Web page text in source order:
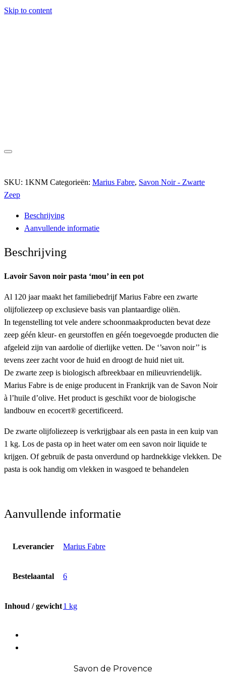
Skip to content
SKU: 1KNM Categorieën: Marius Fabre, Savon Noir - Zwarte
Zeep
Beschrijving
Aanvullende informatie
Beschrijving
Lavoir Savon noir pasta ‘mou’ in een pot
Al 120 jaar maakt het familiebedrijf Marius Fabre een zwarte
olijfoliezeep op exclusieve basis van plantaardige oliën.
In tegenstelling tot vele andere schoonmaakproducten bevat deze
zeep géén kleur- en geurstoffen en géén toegevoegde producten die
afgeleid zijn van aardolie of dierlijke vetten. De ‘’savon noir’’ is
tevens zeer zacht voor de huid en droogt de huid niet uit.
De zwarte zeep is biologisch afbreekbaar en milieuvriendelijk.
Marius Fabre is de enige producent in Frankrijk van de Savon Noir
à l’huile d’olive. Het product is geschikt voor de biologische
landbouw en ecocert® gecertificeerd.
De zwarte olijfoliezeep is verkrijgbaar als een pasta in een kuip van
1 kg. Los de pasta op in heet water om een savon noir liquide te
krijgen. Of gebruik de pasta onverdund op hardnekkige vlekken. De
pasta is ook handig om vlekken in wasgoed te behandelen
Aanvullende informatie
Leverancier Marius Fabre
Bestelaantal 6
Inhoud / gewicht1 kg
Savon de Provence